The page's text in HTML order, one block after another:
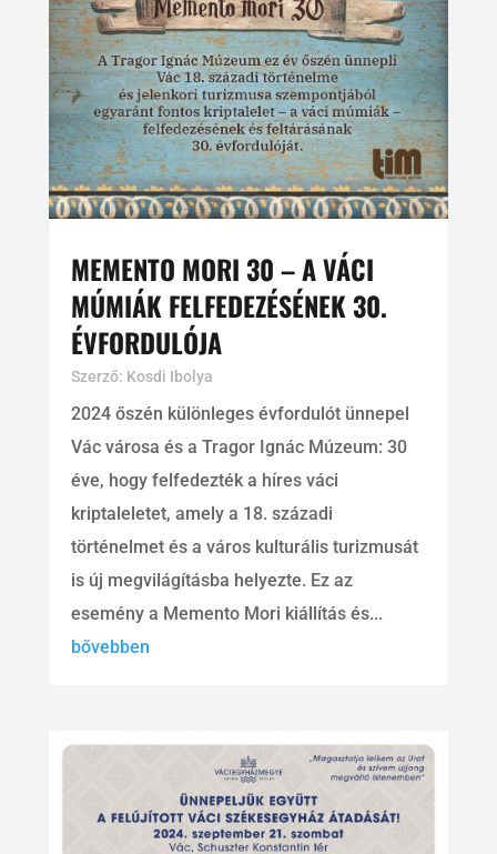
MEMENTO MORI 30 – A VÁCI
MÚMIÁK FELFEDEZÉSÉNEK 30.
ÉVFORDULÓJA
Szerző: Kosdi Ibolya
2024 őszén különleges évfordulót ünnepel
Vác városa és a Tragor Ignác Múzeum: 30
éve, hogy felfedezték a híres váci
kriptaleletet, amely a 18. századi
történelmet és a város kulturális turizmusát
is új megvilágításba helyezte. Ez az
esemény a Memento Mori kiállítás és...
bővebben